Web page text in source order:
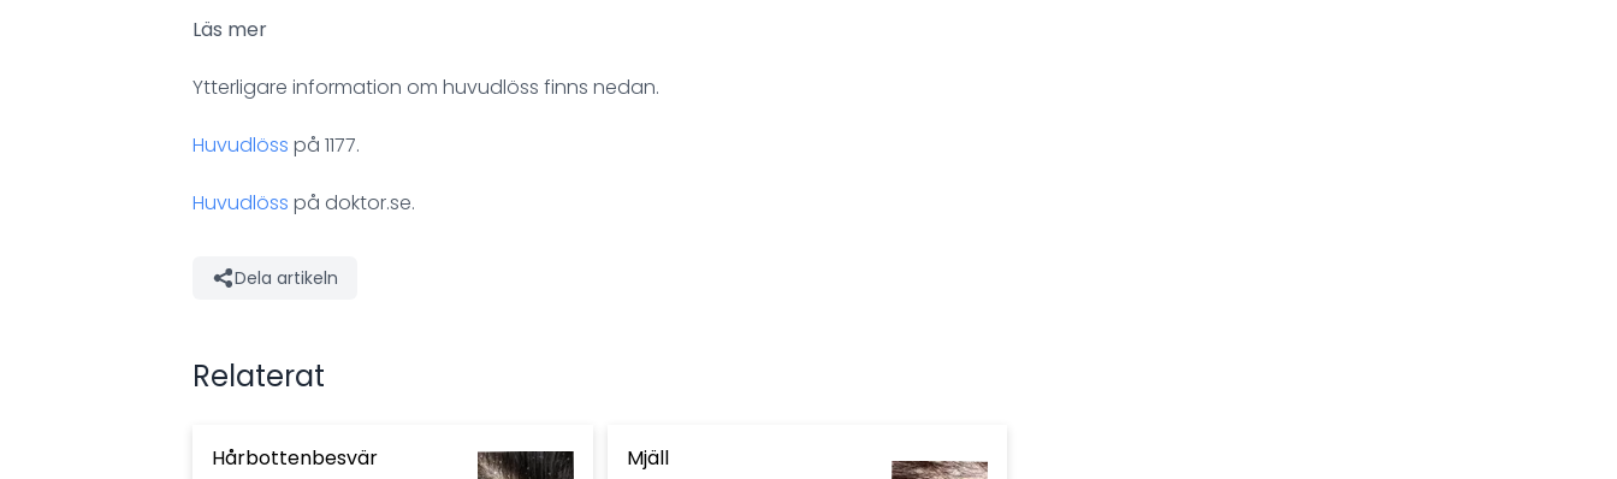
Läs mer
Ytterligare information om huvudlöss finns nedan.
Huvudlöss på 1177.
Huvudlöss på doktor.se.
Dela artikeln
Relaterat
Hårbottenbesvär Mjäll